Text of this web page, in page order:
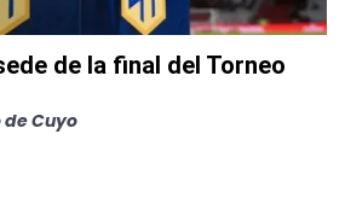
de la final del Torneo
de Cuyo